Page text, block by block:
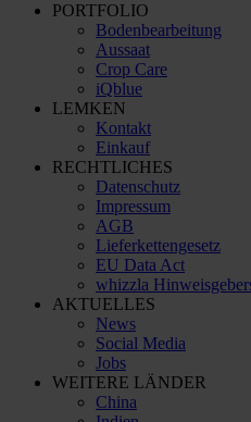
PORTFOLIO
Bodenbearbeitung
Aussaat
Crop Care
iQblue
LEMKEN
Kontakt
Einkauf
RECHTLICHES
Datenschutz
Impressum
AGB
Lieferkettengesetz
EU Data Act
whizzla
AKTUELLES
News
Social Media
Jobs
WEITERE LÄNDER
China